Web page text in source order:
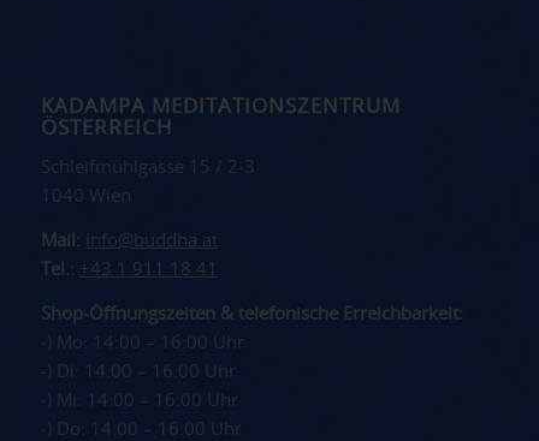
KADAMPA MEDITATIONSZENTRUM
ÖSTERREICH
Schleifmühlgasse 15 / 2-3
1040 Wien
Mail: info@buddha.at
Tel.: +43 1 911 18 41
Shop-Öffnungszeiten & telefonische Erreichbarkeit:
-) Mo: 14:00 – 16:00 Uhr
-) Di: 14:00 – 16:00 Uhr
-) Mi: 14:00 – 16:00 Uhr
-) Do: 14:00 – 16:00 Uhr